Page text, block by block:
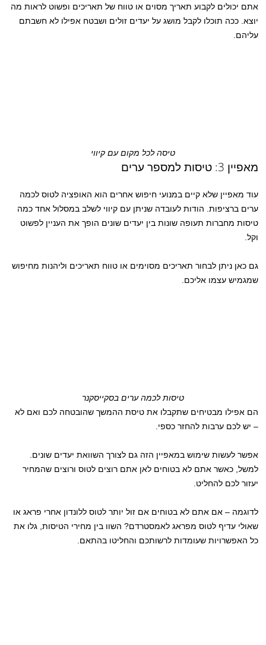
אתם יכולים לקבוע תאריך מסוים או טווח של תאריכים ופשוט לראות מה
יוצא. ככה תוכלו לקבל מושג על יעדים זולים ושבטח אפילו לא חשבתם
עליהם.
טיסה לכל מקום עם קיווי
מאפיין 3: טיסות למספר ערים
עוד מאפיין שלא קיים במנועי חיפוש אחרים הוא האופציה לטוס לכמה
ערים ברציפות. הודות לעובדה שניתן עם קיווי לשלב במסלול אחד כמה
טיסות מחברות תעופה שונות בין יעדים שונים הופך את העניין לפשוט
וקל.
גם כאן ניתן לבחור תאריכים מסוימים או טווח תאריכים וליהנות מחיפוש
שמגמיש עצמו אליכם.
טיסות לכמה ערים בסקייסקנר
הם אפילו מבטיחים שתקבלו את טיסת ההמשך שהובטחה לכם ואם לא
– יש לכם ערבות להחזר כספי.
אפשר לעשות שימוש במאפיין הזה גם לצורך השוואת יעדים שונים.
למשל, כאשר אתם לא בטוחים לאן אתם רוצים לטוס ורוצים שהמחיר
יעזור לכם להחליט.
לדוגמה – אם אתם לא בטוחים אם זול יותר לטוס ללונדון אחרי פראג או
שאולי עדיף לטוס מפראג לאמסטרדם? השוו בין מחירי הטיסות, גלו את
כל האפשרויות שעומדות לרשותכם והחליטו בהתאם.